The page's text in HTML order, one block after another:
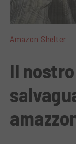
Amazon Shelter
Il